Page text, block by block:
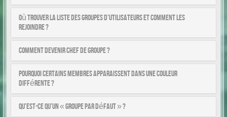
Où trouver la liste des groupes d’utilisateurs et comment les
rejoindre ?
Comment devenir chef de groupe ?
Pourquoi certains membres apparaissent dans une couleur
différente ?
Qu’est-ce qu’un « Groupe par défaut » ?